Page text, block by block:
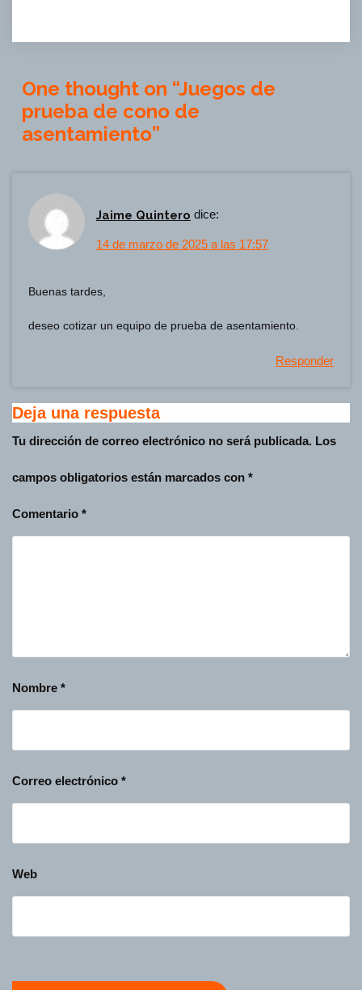
One thought on “Juegos de
prueba de cono de
asentamiento”
Jaime Quintero dice:
14 de marzo de 2025 a las 17:57
Buenas tardes,
deseo cotizar un equipo de prueba de asentamiento.
Responder
Deja una respuesta
Tu dirección de correo electrónico no será publicada. Los
campos obligatorios están marcados con *
Comentario *
Nombre *
Correo electrónico *
Web